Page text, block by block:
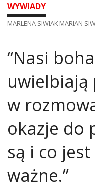
WYWIADY
MARLENA SIWIAK MARIAN
“Nasi
uwielbiają
w
okazje do
są i co
ważne.”